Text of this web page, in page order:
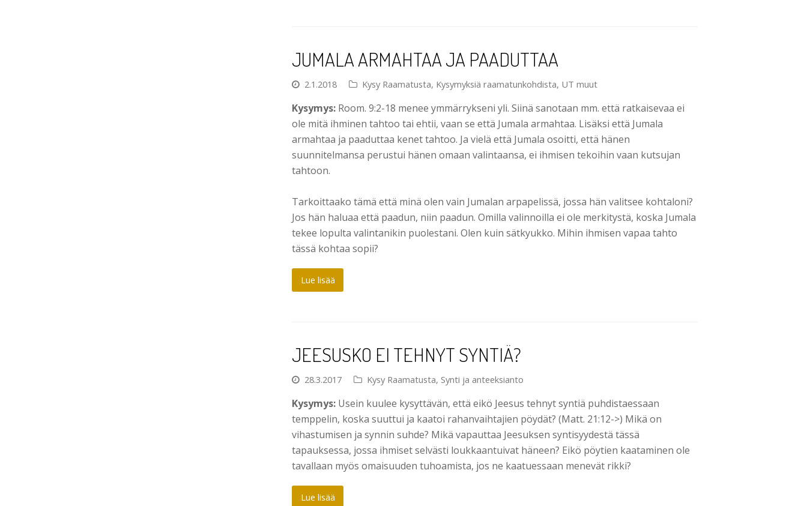
JUMALA ARMAHTAA JA PAADUTTAA
2.1.2018 Kysy Raamatusta, Kysymyksiä raamatunkohdista, UT muut
Kysymys: Room. 9:2-18 menee ymmärrykseni yli. Siinä sanotaan mm. että ratkaisevaa ei
ole mitä ihminen tahtoo tai ehtii, vaan se että Jumala armahtaa. Lisäksi että Jumala
armahtaa ja paaduttaa kenet tahtoo. Ja vielä että Jumala osoitti, että hänen
suunnitelmansa perustui hänen omaan valintaansa, ei ihmisen tekoihin vaan kutsujan
tahtoon.
Tarkoittaako tämä että minä olen vain Jumalan arpapelissä, jossa hän valitsee kohtaloni?
Jos hän haluaa että paadun, niin paadun. Omilla valinnoilla ei ole merkitystä, koska Jumala
tekee lopulta valintanikin puolestani. Olen kuin sätkyukko. Mihin ihmisen vapaa tahto
tässä kohtaa sopii?
Lue lisää
JEESUSKO EI TEHNYT SYNTIÄ?
28.3.2017 Kysy Raamatusta, Synti ja anteeksianto
Kysymys: Usein kuulee kysyttävän, että eikö Jeesus tehnyt syntiä puhdistaessaan
temppelin, koska suuttui ja kaatoi rahanvaihtajien pöydät? (Matt. 21:12->) Mikä on
vihastumisen ja synnin suhde? Mikä vapauttaa Jeesuksen syntisyydestä tässä
tapauksessa, jossa ihmiset selvästi loukkaantuivat häneen? Eikö pöytien kaataminen ole
tavallaan myös omaisuuden tuhoamista, jos ne kaatuessaan menevät rikki?
Lue lisää